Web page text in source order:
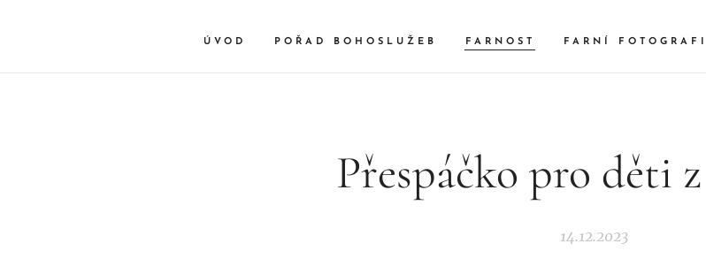
ÚVOD POŘAD BOHOSLUŽEB FARNOST FARNÍ
Přespáčko pro děti
14.12.2023